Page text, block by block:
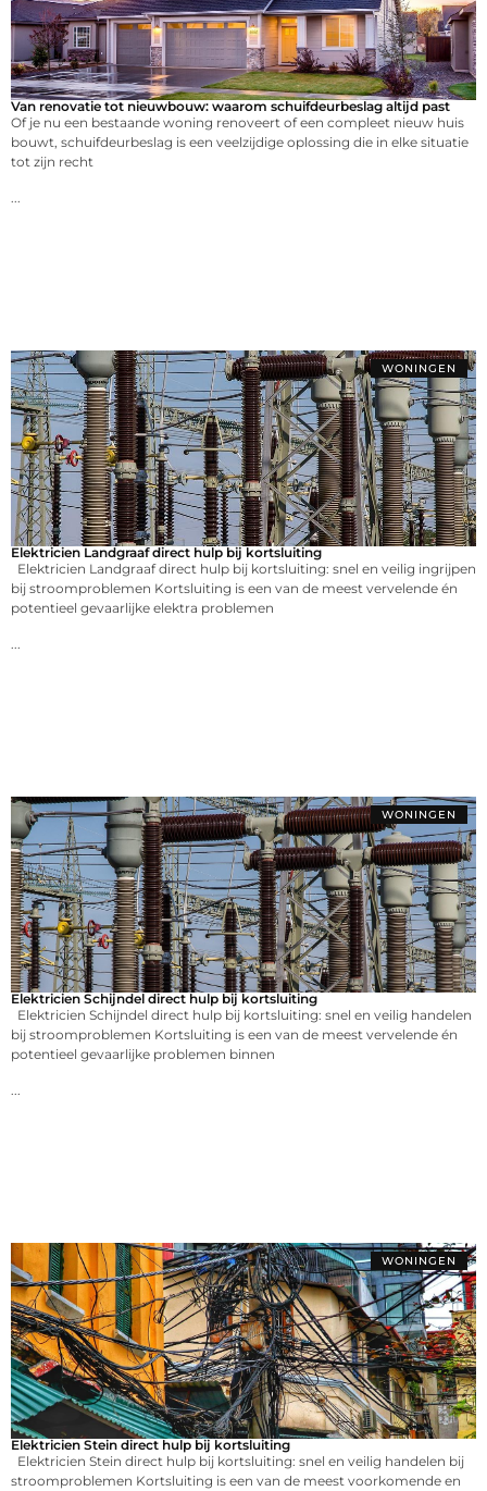
Van renovatie tot nieuwbouw: waarom schuifdeurbeslag altijd past
Of je nu een bestaande woning renoveert of een compleet nieuw huis
bouwt, schuifdeurbeslag is een veelzijdige oplossing die in elke situatie
tot zijn recht
WONINGEN
Elektricien Landgraaf direct hulp bij kortsluiting
Elektricien Landgraaf direct hulp bij kortsluiting: snel en veilig ingrijpen
bij stroomproblemen Kortsluiting is een van de meest vervelende én
potentieel gevaarlijke elektra problemen
WONINGEN
Elektricien Schijndel direct hulp bij kortsluiting
Elektricien Schijndel direct hulp bij kortsluiting: snel en veilig handelen
bij stroomproblemen Kortsluiting is een van de meest vervelende én
potentieel gevaarlijke problemen binnen
WONINGEN
Elektricien Stein direct hulp bij kortsluiting
Elektricien Stein direct hulp bij kortsluiting: snel en veilig handelen bij
stroomproblemen Kortsluiting is een van de meest voorkomende en